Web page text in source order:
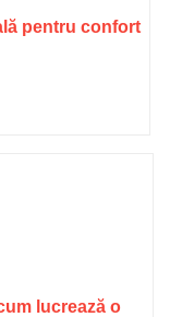
pentru confort
lucrează o